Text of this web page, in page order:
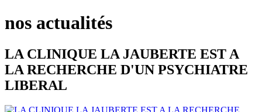
nos actualités
LA CLINIQUE LA JAUBERTE EST A
LA RECHERCHE D'UN PSYCHIATRE
LIBERAL